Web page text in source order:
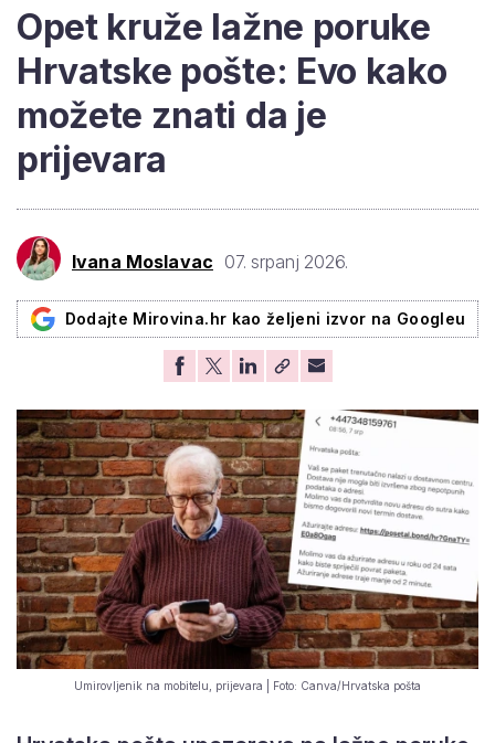
Opet kruže lažne poruke
Hrvatske pošte: Evo kako
možete znati da je
prijevara
Ivana Moslavac 07. srpanj 2026.
Dodajte Mirovina.hr kao željeni izvor na Googleu
Umirovljenik na mobitelu, prijevara | Foto: Canva/Hrvatska pošta